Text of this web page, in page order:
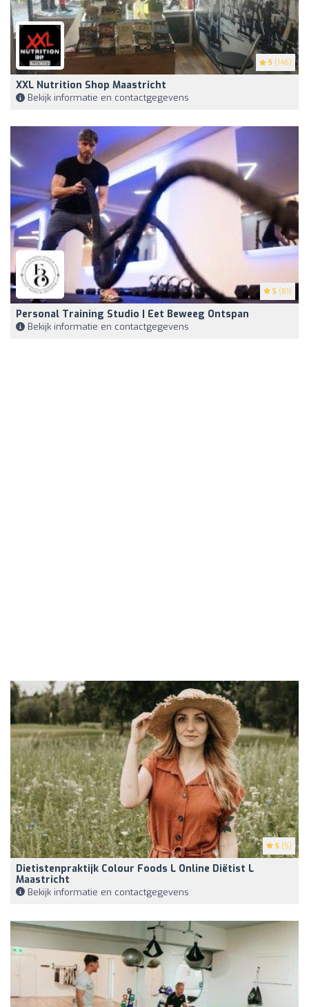
5 (146)
XXL Nutrition Shop Maastricht
Bekijk informatie en contactgegevens
5 (81)
Personal Training Studio | Eet Beweeg Ontspan
Bekijk informatie en contactgegevens
5 (5)
Dietistenpraktijk Colour Foods L Online Diëtist L
Maastricht
Bekijk informatie en contactgegevens